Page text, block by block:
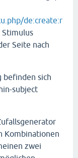
de:create:r
Stimulus
Seite nach
befinden sich
subject
Kombinationen
zwei